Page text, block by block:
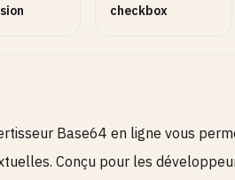
checkbox
Base64 en ligne vous
Conçu pour les